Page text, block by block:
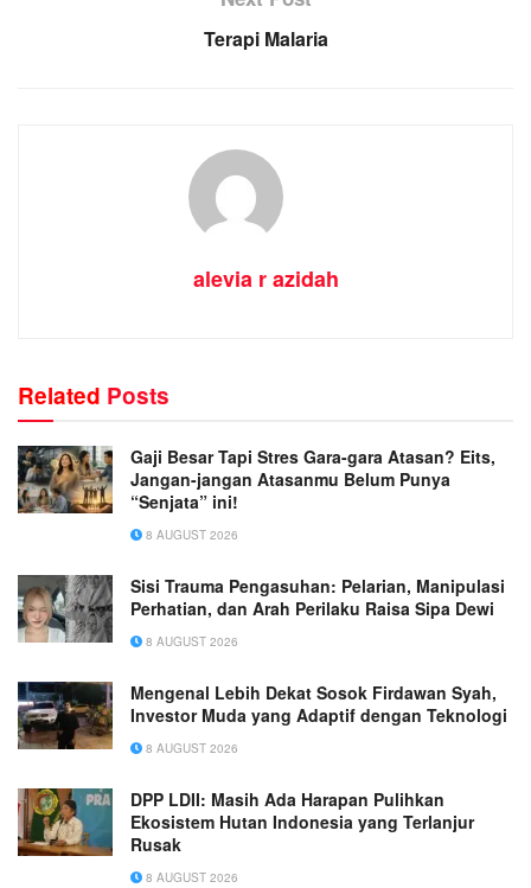
Terapi Malaria
alevia r azidah
Related Posts
Gaji Besar Tapi Stres Gara-gara Atasan? Eits,
Jangan-jangan Atasanmu Belum Punya
“Senjata” ini!
8 AUGUST 2026
Sisi Trauma Pengasuhan: Pelarian, Manipulasi
Perhatian, dan Arah Perilaku Raisa Sipa Dewi
8 AUGUST 2026
Mengenal Lebih Dekat Sosok Firdawan Syah,
Investor Muda yang Adaptif dengan Teknologi
8 AUGUST 2026
DPP LDII: Masih Ada Harapan Pulihkan
Ekosistem Hutan Indonesia yang Terlanjur
Rusak
8 AUGUST 2026